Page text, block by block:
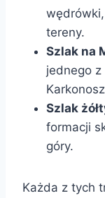
tereny.
Szlak na
jednego z
Szlak
formacji
góry.
Każda z tych